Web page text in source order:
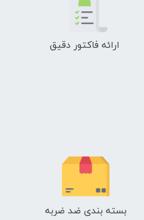
بسته بندی ضد ضربه
ارائه فاکتور دقیق